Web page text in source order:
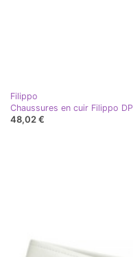
Filippo
Chaussures en cuir Filippo
48,02 €